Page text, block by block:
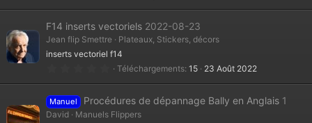
(
)
0
é
t
i
(
)
F14 inserts vectoriels 2022-08-23
Jean flip Smettre
Plateaux, Stickers, décors
inserts vectoriel f14
0
0
é
t
Téléchargements 15 23 Août 2022
Manuel Procédures de dépannage Bally en Anglais 1
David
Manuels Flippers